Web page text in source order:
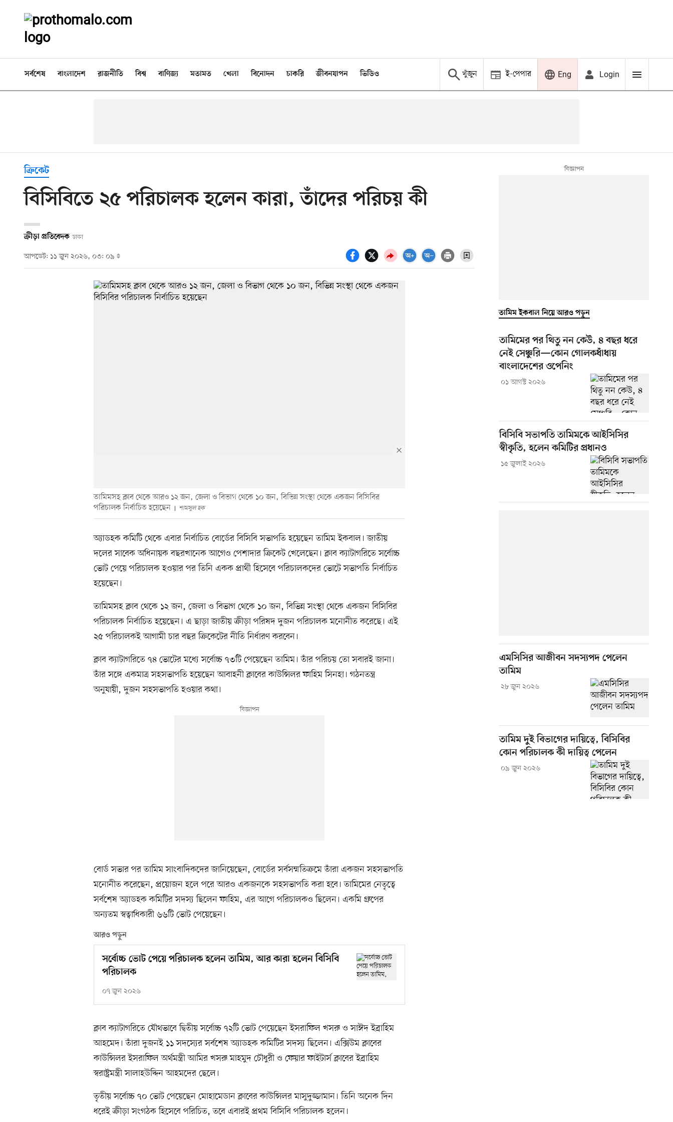
সর্বশেষ বাংলাদেশ রাজনীতি বিশ্ব বাণিজ্য মতামত খেলা বিনোদন চাকরি জীবনযাপন ভিডিও খুঁজুন ই-পেপার Eng Login
ক্রিকেট
বিসিবিতে ২৫ পরিচালক হলেন কারা, তাঁদের পরিচয় কী
ক্রীড়া প্রতিবেদক ঢাকা
আপডেট: ১১ জুন ২০২৬, ০৩: ০৯
তামিমসহ ক্লাব থেকে আরও ১২ জন, জেলা ও বিভাগ থেকে ১০ জন, বিভিন্ন সংস্থা থেকে একজন বিসিবির
পরিচালক নির্বাচিত হয়েছেন
শামসুল হক
অ্যাডহক কমিটি থেকে এবার নির্বাচিত বোর্ডের বিসিবি সভাপতি হয়েছেন তামিম ইকবাল। জাতীয়
দলের সাবেক অধিনায়ক বছরখানেক আগেও পেশাদার ক্রিকেট খেলেছেন। ক্লাব ক্যাটাগরিতে সর্বোচ্চ
ভোট পেয়ে পরিচালক হওয়ার পর তিনি একক প্রার্থী হিসেবে পরিচালকদের ভোটে সভাপতি নির্বাচিত
হয়েছেন।
তামিমসহ ক্লাব থেকে ১২ জন, জেলা ও বিভাগ থেকে ১০ জন, বিভিন্ন সংস্থা থেকে একজন বিসিবির
পরিচালক নির্বাচিত হয়েছেন। এ ছাড়া জাতীয় ক্রীড়া পরিষদ দুজন পরিচালক মনোনীত করেছে। এই
২৫ পরিচালকই আগামী চার বছর ক্রিকেটের নীতি নির্ধারণ করবেন।
ক্লাব ক্যাটাগরিতে ৭৪ ভোটের মধ্যে সর্বোচ্চ ৭৩টি পেয়েছেন তামিম। তাঁর পরিচয় তো সবারই জানা।
তাঁর সঙ্গে একমাত্র সহসভাপতি হয়েছেন আবাহনী ক্লাবের কাউন্সিলর ফাহিম সিনহা। গঠনতন্ত্র
অনুযায়ী, দুজন সহসভাপতি হওয়ার কথা।
বোর্ড সভার পর তামিম সাংবাদিকদের জানিয়েছেন, বোর্ডের সর্বসম্মতিক্রমে তাঁরা একজন সহসভাপতি
মনোনীত করেছেন, প্রয়োজন হলে পরে আরও একজনকে সহসভাপতি করা হবে। তামিমের নেতৃত্বে
সর্বশেষ অ্যাডহক কমিটির সদস্য ছিলেন ফাহিম, এর আগে পরিচালকও ছিলেন। একমি গ্রুপের
অন্যতম স্বত্বাধিকারী ৬৬টি ভোট পেয়েছেন।
আরও পড়ুন
সর্বোচ্চ ভোট পেয়ে পরিচালক হলেন তামিম, আর কারা হলেন বিসিবি
পরিচালক
০৭ জুন ২০২৬
ক্লাব ক্যাটাগরিতে যৌথভাবে দ্বিতীয় সর্বোচ্চ ৭২টি ভোট পেয়েছেন ইসরাফিল খসরু ও সাঈদ ইব্রাহিম
আহমেদ। তাঁরা দুজনই ১১ সদস্যের সর্বশেষ অ্যাডহক কমিটির সদস্য ছিলেন। এক্সিউম ক্লাবের
কাউন্সিলর ইসরাফিল অর্থমন্ত্রী আমির খসরু মাহমুদ চৌধুরী ও ফেয়ার ফাইটার্স ক্লাবের ইব্রাহিম
স্বরাষ্ট্রমন্ত্রী সালাহউদ্দিন আহমদের ছেলে।
তৃতীয় সর্বোচ্চ ৭০ ভোট পেয়েছেন মোহামেডান ক্লাবের কাউন্সিলর মাসুদুজ্জামান। তিনি অনেক দিন
ধরেই ক্রীড়া সংগঠক হিসেবে পরিচিত, তবে এবারই প্রথম বিসিবি পরিচালক হলেন।
তামিম ইকবাল নিয়ে আরও পড়ুন
তামিমের পর থিতু নন কেউ, ৪ বছর ধরে
নেই সেঞ্চুরি—কোন গোলকধাঁধায়
বাংলাদেশের ওপেনিং
০১ আগস্ট ২০২৬
বিসিবি সভাপতি তামিমকে আইসিসির
স্বীকৃতি, হলেন কমিটির প্রধানও
১৫ জুলাই ২০২৬
এমসিসির আজীবন সদস্যপদ পেলেন
তামিম
২৮ জুন ২০২৬
তামিম দুই বিভাগের দায়িত্বে, বিসিবির
কোন পরিচালক কী দায়িত্ব পেলেন
০৯ জুন ২০২৬